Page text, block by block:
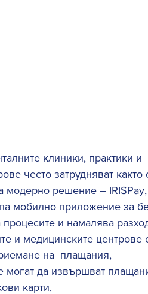
клиники, практики и
често затрудняват
модерно решение –
мобилно приложение за
процесите и намалява
и медицинските центрове
на  плащания,
могат да извършват
карти.